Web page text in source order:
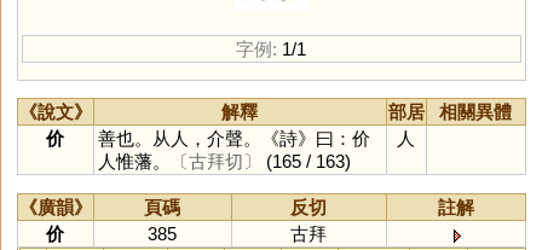
字例: 1/1
《說文》 解釋 部居
相關異體
价
善也。从人，介聲。《詩》曰：价
人惟藩。
〔古拜切〕 (165 / 163)
人
《廣韻》 頁碼 反切
註解
价
385
古拜